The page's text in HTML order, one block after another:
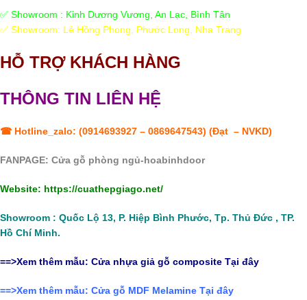
✅ Showroom : Kinh Dương Vương, An Lạc, Bình Tân
✅ Showroom: Lê Hồng Phong, Phước Long, Nha Trang
HỖ TRỢ KHÁCH HÀNG
THÔNG TIN LIÊN HỆ
☎ Hotline_zalo: (0914693927 – 0869647543) (Đạt – NVKD)
FANPAGE: Cửa gỗ phòng ngủ-hoabinhdoor
Website: https://cuathepgiago.net/
Showroom : Quốc Lộ 13, P. Hiệp Bình Phước, Tp. Thủ Đức , TP.
Hồ Chí Minh.
==>Xem thêm mẫu: Cửa nhựa giả gỗ composite Tại đây
==>Xem thêm mẫu: Cửa gỗ MDF Melamine Tại đây